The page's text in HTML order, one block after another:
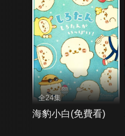
全24集
海豹小白(免費看)